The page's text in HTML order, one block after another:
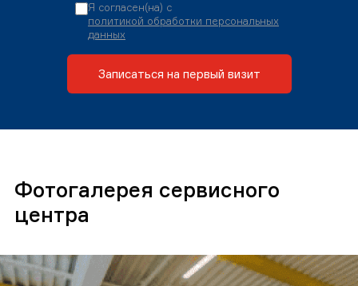
Я согласен(на) с
политикой обработки персональных
данных
Записаться на первый визит
Фотогалерея сервисного
центра